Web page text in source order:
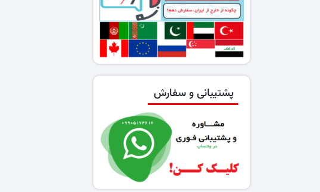
پشتیبانی و سفارش